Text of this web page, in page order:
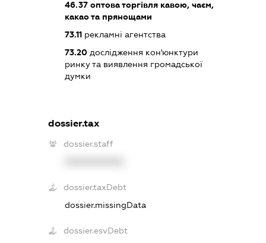
46.37оптова торгівля кавою, чаєм,
какао та прянощами
73.11рекламні агентства
73.20дослідження кон'юнктури
ринку та виявлення громадської
думки
dossier.tax
dossier.staff
dossier.taxDebt
dossier.missingData
dossier.esvDebt